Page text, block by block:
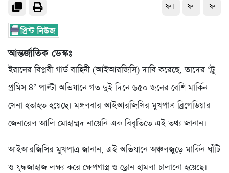
ফ+ ফ- ফ
আন্তর্জাতিক ডেস্কঃ
ইরানের বিপ্লবী গার্ড বাহিনী (আইআরজিসি) দাবি করেছে, তাদের ‘ট্রু
প্রমিস ৪’ পাল্টা অভিযানে গত দুই দিনে ৬৫০ জনের বেশি মার্কিন
সেনা হতাহত হয়েছে। মঙ্গলবার আইআরজিসির মুখপাত্র ব্রিগেডিয়ার
জেনারেল আলি মোহাম্মদ নায়েনি এক বিবৃতিতে এই তথ্য জানান।
আইআরজিসির মুখপাত্র জানান, এই অভিযানে অঞ্চলজুড়ে মার্কিন ঘাঁটি
ও যুদ্ধজাহাজ লক্ষ্য করে ক্ষেপণাস্ত্র ও ড্রোন হামলা চালানো হয়েছে।